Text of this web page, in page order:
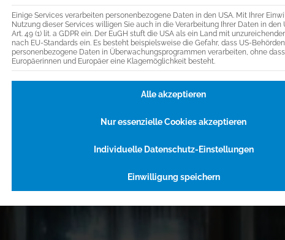
für
Einige Services verarbeiten personenbezogene Daten in den USA. Mit Ihrer
Nutzung dieser Services willigen Sie auch in die Verarbeitung Ihrer Daten in den
Art. 49 (1) lit. a GDPR ein. Der EuGH stuft die USA als ein Land mit
nach EU-Standards ein. Es besteht beispielsweise die Gefahr, dass US-Behörden
personenbezogene Daten in Überwachungsprogrammen verarbeiten, ohne
Europäerinnen und Europäer eine Klagemöglichkeit besteht.
Alle akzeptieren
Nur essenzielle Cookies akzeptieren
Individuelle Datenschutz-Einstellungen
Einwilligung speichern